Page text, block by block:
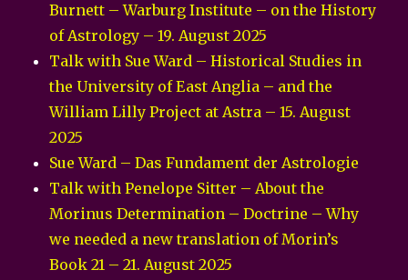
Burnett – Warburg Institute – on the History
of Astrology – 19. August 2025
Talk with Sue Ward – Historical Studies in
the University of East Anglia – and the
William Lilly Project at Astra – 15. August
2025
Sue Ward – Das Fundament der Astrologie
Talk with Penelope Sitter – About the
Morinus Determination – Doctrine – Why
we needed a new translation of Morin’s
Book 21 – 21. August 2025